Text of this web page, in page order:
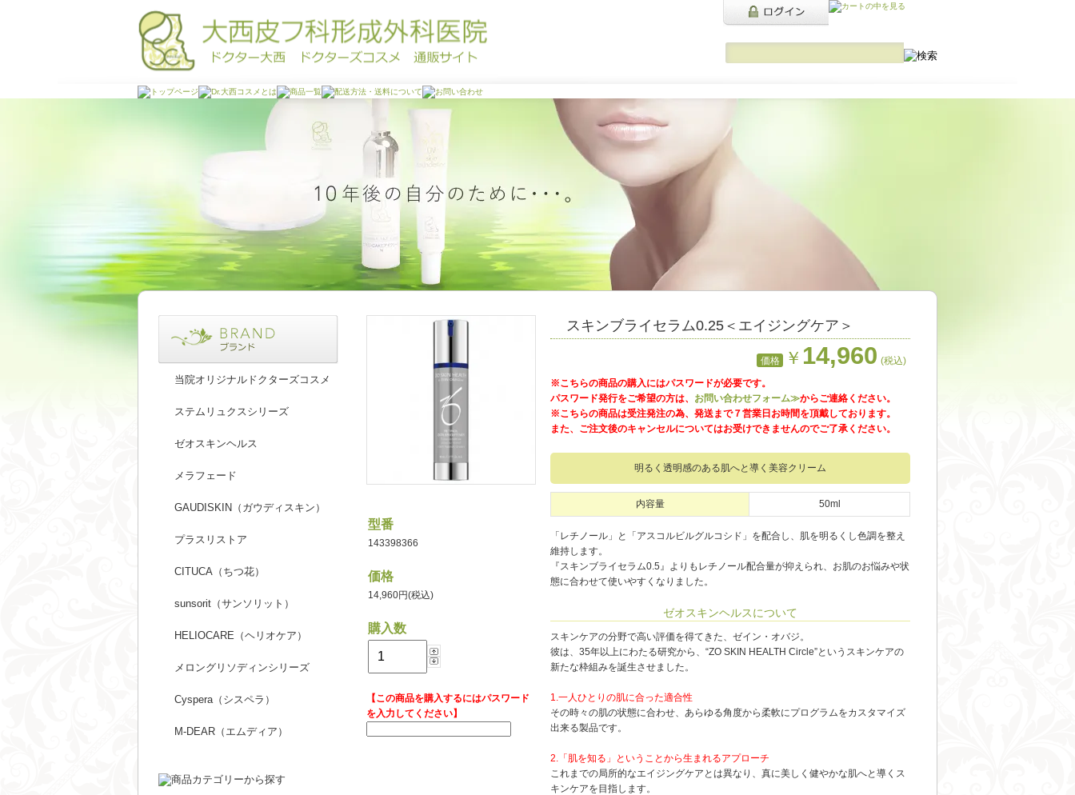
当院オリジナルドクターズコスメ
ステムリュクスシリーズ
ゼオスキンヘルス
メラフェード
GAUDISKIN（ガウディスキン）
プラスリストア
CITUCA（ちつ花）
sunsorit（サンソリット）
HELIOCARE（ヘリオケア）
メロングリソディンシリーズ
Cyspera（シスペラ）
M-DEAR（エムディア）
スキンブライセラム0.25＜エイジングケア＞
価格 ￥ 14,960 (税込)
※こちらの商品の購入にはパスワードが必要です。
パスワード発行をご希望の方は、 お問い合わせフォーム≫からご連絡ください。
※こちらの商品は受注発注の為、発送まで７営業日お時間を頂戴しております。
また、ご注文後のキャンセルについてはお受けできませんのでご了承ください。
明るく透明感のある肌へと導く美容クリーム
内容量 50ml
「レチノール」と「アスコルビルグルコシド」を配合し、肌を明るくし色調を整え
維持します。
『スキンブライセラム0.5』よりもレチノール配合量が抑えられ、お肌のお悩みや状
態に合わせて使いやすくなりました。
ゼオスキンヘルスについて
スキンケアの分野で高い評価を得てきた、ゼイン・オバジ。
彼は、35年以上にわたる研究から、“ZO SKIN HEALTH Circle”というスキンケアの
新たな枠組みを誕生させました。
1.一人ひとりの肌に合った適合性
その時々の肌の状態に合わせ、あらゆる角度から柔軟にプログラムをカスタマイズ
出来る製品です。
2.「肌を知る」ということから生まれるアプローチ
これまでの局所的なエイジングケアとは異なり、真に美しく健やかな肌へと導くス
キンケアを目指します。
型番
143398366
価格
14,960円(税込)
購入数
【この商品を購入するにはパスワード
を入力してください】